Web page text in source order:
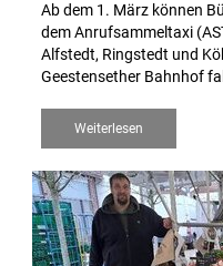
Ab dem 1. März können
dem Anrufsammeltaxi
Alfstedt, Ringstedt und
Geestensether Bahnhof
Weiterlesen